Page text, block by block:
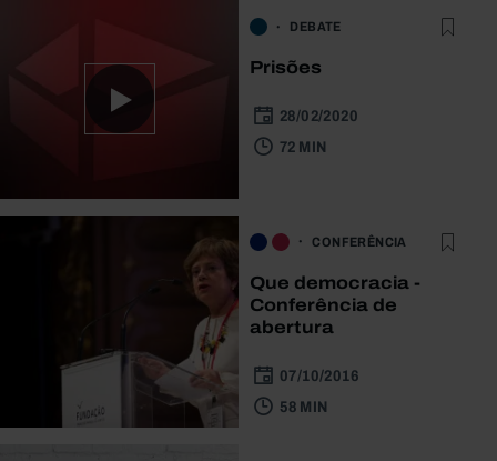
DEBATE
Prisões
28/02/2020
72 MIN
CONFERÊNCIA
Que democracia -
Conferência de
abertura
07/10/2016
58 MIN